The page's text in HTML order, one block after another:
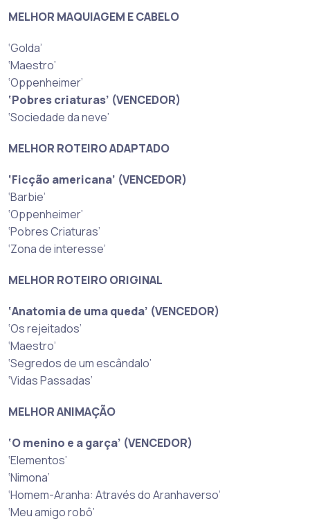
MELHOR MAQUIAGEM E CABELO
‘Golda’
‘Maestro’
‘Oppenheimer’
‘Pobres criaturas’ (VENCEDOR)
‘Sociedade da neve’
MELHOR ROTEIRO ADAPTADO
‘Ficção americana’ (VENCEDOR)
‘Barbie’
‘Oppenheimer’
‘Pobres Criaturas’
‘Zona de interesse’
MELHOR ROTEIRO ORIGINAL
‘Anatomia de uma queda’ (VENCEDOR)
‘Os rejeitados’
‘Maestro’
‘Segredos de um escândalo’
‘Vidas Passadas’
MELHOR ANIMAÇÃO
‘O menino e a garça’ (VENCEDOR)
‘Elementos’
‘Nimona’
‘Homem-Aranha: Através do Aranhaverso’
‘Meu amigo robô’